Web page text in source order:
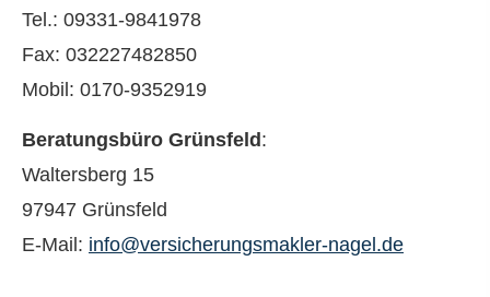
Tel.: 09331-9841978
Fax: 032227482850
Mobil: 0170-9352919
Beratungsbüro Grünsfeld :
Waltersberg 15
97947 Grünsfeld
E-Mail: info@versicherungsmakler-nagel.de